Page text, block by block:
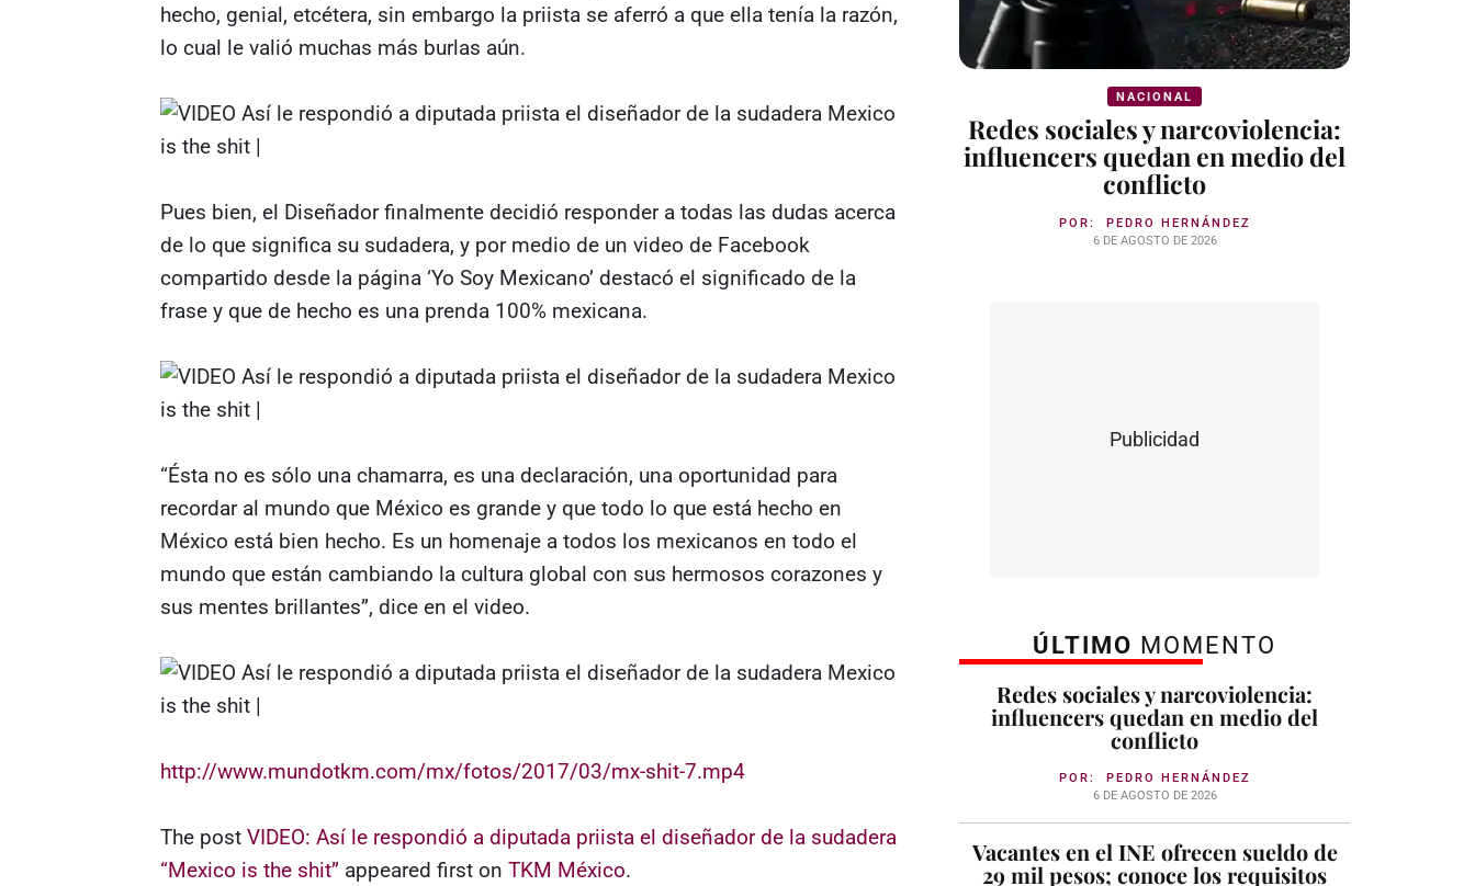
hecho, genial, etcétera, sin embargo la priista se aferró a que ella tenía la razón,
lo cual le valió muchas más burlas aún.
Pues bien, el Diseñador finalmente decidió responder a todas las dudas acerca
de lo que significa su sudadera, y por medio de un video de Facebook
compartido desde la página ‘Yo Soy Mexicano’ destacó el significado de la
frase y que de hecho es una prenda 100% mexicana.
“Ésta no es sólo una chamarra, es una declaración, una oportunidad para
recordar al mundo que México es grande y que todo lo que está hecho en
México está bien hecho. Es un homenaje a todos los mexicanos en todo el
mundo que están cambiando la cultura global con sus hermosos corazones y
sus mentes brillantes”, dice en el video.
http://www.mundotkm.com/mx/fotos/2017/03/mx-shit-7.mp4
The post VIDEO: Así le respondió a diputada priista el diseñador de la sudadera
“Mexico is the shit” appeared first on TKM México.
NACIONAL
Redes sociales y narcoviolencia:
influencers quedan en medio del
conflicto
POR: PEDRO HERNÁNDEZ
6 DE AGOSTO DE 2026
Publicidad
ÚLTIMO MOMENTO
Redes sociales y narcoviolencia:
influencers quedan en medio del
conflicto
POR: PEDRO HERNÁNDEZ
6 DE AGOSTO DE 2026
Vacantes en el INE ofrecen sueldo de
29 mil pesos; conoce los requisitos